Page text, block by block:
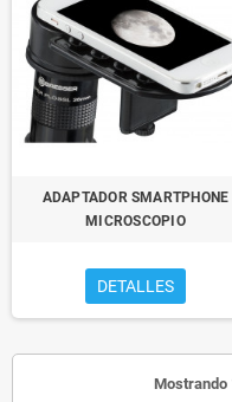
ADAPTADOR SMARTPHONE
MICROSCOPIO
DETALLES
Mostrando